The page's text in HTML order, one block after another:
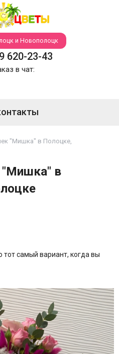
и Новополоцк
620-23-43
в чат:
"Мишка" в Полоцке,
"Мишка" в
тот самый вариант, когда вы